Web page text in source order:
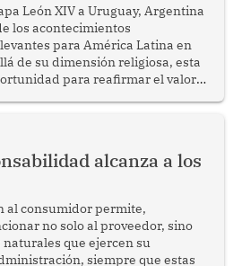
León XIV a Uruguay, Argentina
los acontecimientos
para América Latina en
de su dimensión religiosa, esta
para reafirmar el valor
de desarrollo, cohesión
alcanza a los
al consumidor permite,
no solo al proveedor, sino
que ejercen su
siempre que estas